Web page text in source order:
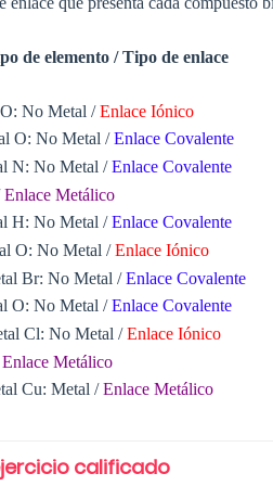
de elemento / Tipo de enlace
No Metal /Enlace Iónico
O: No Metal /Enlace Covalente
N: No Metal /Enlace Covalente
Enlace Metálico
H: No Metal /Enlace Covalente
O: No Metal /Enlace Iónico
Br: No Metal /Enlace Covalente
O: No Metal /Enlace Covalente
Cl: No Metal / Enlace Iónico
Enlace Metálico
Cu: Metal / Enlace Metálico
calificado